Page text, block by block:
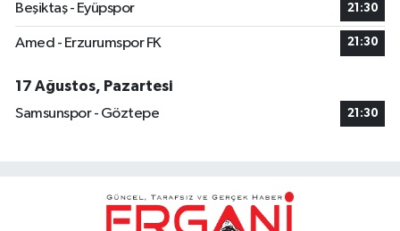
Beşiktaş - Eyüpspor 21:30
Amed - Erzurumspor FK 21:30
17 Ağustos, Pazartesi
Samsunspor - Göztepe
21:30